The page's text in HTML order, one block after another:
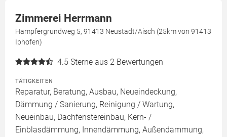
Zimmerei Herrmann
Hampfergrundweg 5, 91413 Neustadt/Aisch (25km von 91413
Iphofen)
4.5 Sterne aus 2 Bewertungen
TÄTIGKEITEN
Reparatur, Beratung, Ausbau, Neueindeckung,
Dämmung / Sanierung, Reinigung / Wartung,
Neueinbau, Dachfenstereinbau, Kern- /
Einblasdämmung, Innendämmung, Außendämmung,